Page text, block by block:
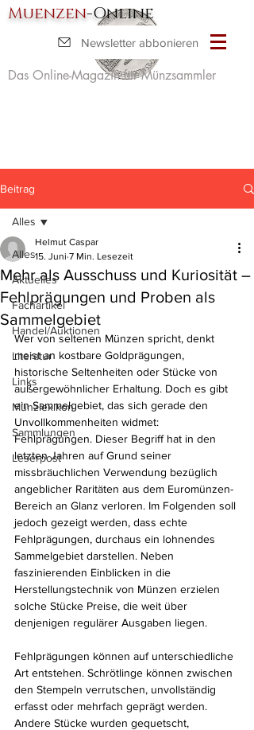
Muenzen-Online
Das Online-Magazin für Münzsammler
Newsletter abbonieren
Beitrag
Alles
Aktuelles
Fachartikel
Handel/Auktionen
Literatur
Links
Münzlexikon
Sammlungen
Leserpost
Alles
Mehr als Ausschuss und Kuriosität –
Fehlprägungen und Proben als
Sammelgebiet
Helmut Caspar
15. Juni 7 Min. Lesezeit
Wer von seltenen Münzen spricht, denkt
meist an kostbare Goldprägungen,
historische Seltenheiten oder Stücke von
außergewöhnlicher Erhaltung. Doch es gibt
ein Sammelgebiet, das sich gerade den
Unvollkommenheiten widmet:
Fehlprägungen. Dieser Begriff hat in den
letzten Jahren auf Grund seiner
missbräuchlichen Verwendung bezüglich
angeblicher Raritäten aus dem Euromünzen-
Bereich an Glanz verloren. Im Folgenden soll
jedoch gezeigt werden, dass echte
Fehlprägungen, durchaus ein lohnendes
Sammelgebiet darstellen. Neben
faszinierenden Einblicken in die
Herstellungstechnik von Münzen erzielen
solche Stücke Preise, die weit über
denjenigen regulärer Ausgaben liegen.
Fehlprägungen können auf unterschiedliche
Art entstehen. Schrötlinge können zwischen
den Stempeln verrutschen, unvollständig
erfasst oder mehrfach geprägt werden.
Andere Stücke wurden gequetscht,